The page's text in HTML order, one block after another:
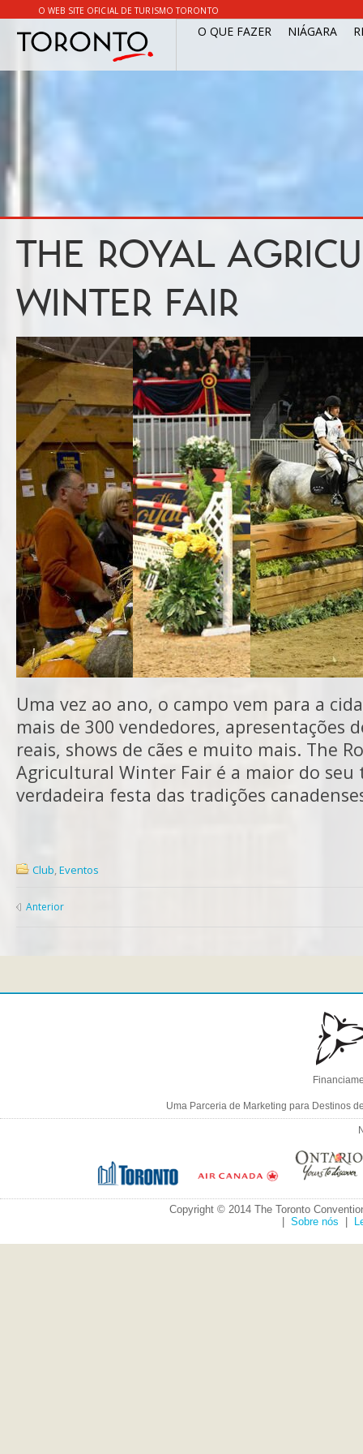
O WEB SITE OFICIAL DE TURISMO TORONTO
O QUE FAZER NIÁGARA
THE ROYAL
WINTER FAIR
Uma vez ao ano, o campo vem para a
mais de 300 vendedores, apresentações
reais, shows de cães e muito mais. The
Agricultural Winter Fair é a maior do seu
verdadeira festa das tradições
Club,Eventos
Anterior
Uma Parceria de Marketing para Destinos
Copyright © 2014 The Toronto
| Sobre nós |